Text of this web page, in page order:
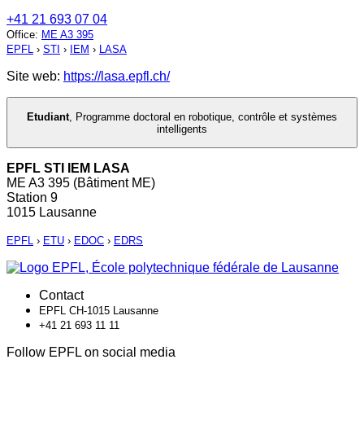
+41 21 693 07 04
Office: ME A3 395
EPFL › STI › IEM › LASA
Site web: https://lasa.epfl.ch/
Etudiant Programme doctoral en robotique, contrôle et systèmes
intelligents
EPFL STI IEM LASA
ME A3 395 (Bâtiment ME)
Station 9
1015 Lausanne
EPFL › ETU › EDOC › EDRS
Contact
EPFL CH-1015 Lausanne
+41 21 693 11 11
Follow EPFL on social media